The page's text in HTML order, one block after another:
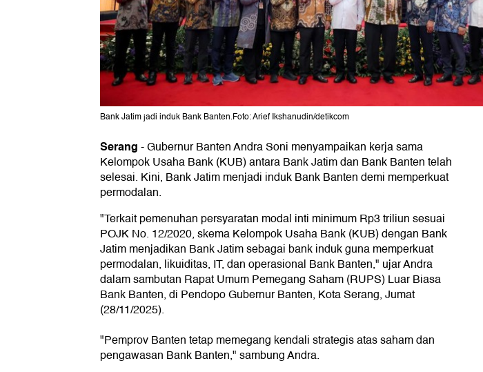
Bank Jatim jadi induk Bank Banten.Foto: Arief Ikshanudin/detikcom
Serang-Gubernur Banten Andra Soni menyampaikan kerja sama
Kelompok Usaha Bank (KUB) antara Bank Jatim dan Bank Banten telah
selesai. Kini, Bank Jatim menjadi induk Bank Banten demi memperkuat
permodalan.
"Terkait pemenuhan persyaratan modal inti minimum Rp3 triliun sesuai
POJK No. 12/2020, skema Kelompok Usaha Bank (KUB) dengan Bank
Jatim menjadikan Bank Jatim sebagai bank induk guna memperkuat
permodalan, likuiditas, IT, dan operasional Bank Banten," ujar Andra
dalam sambutan Rapat Umum Pemegang Saham (RUPS) Luar Biasa
Bank Banten, di Pendopo Gubernur Banten, Kota Serang, Jumat
(28/11/2025).
"Pemprov Banten tetap memegang kendali strategis atas saham dan
pengawasan Bank Banten," sambung Andra.